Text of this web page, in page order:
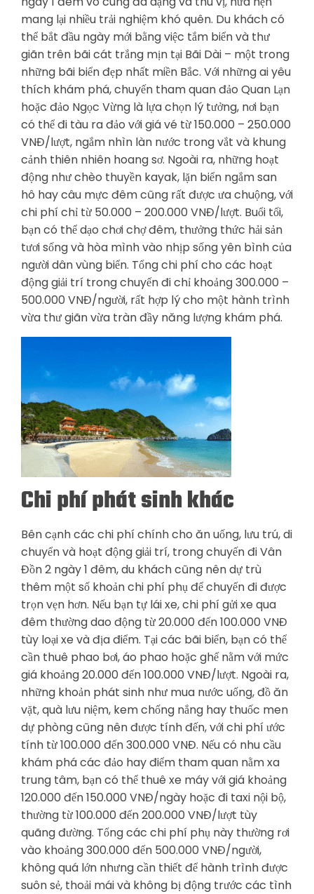
mang lại nhiều trải nghiệm khó quên. Du khách có
thể bắt đầu ngày mới bằng việc tắm biển và thư
giãn trên bãi cát trắng mịn tại Bãi Dài – một trong
những bãi biển đẹp nhất miền Bắc. Với những ai yêu
thích khám phá, chuyến tham quan đảo Quan Lạn
hoặc đảo Ngọc Vừng là lựa chọn lý tưởng, nơi bạn
có thể đi tàu ra đảo với giá vé từ 150.000 – 250.000
VNĐ/lượt, ngắm nhìn làn nước trong vắt và khung
cảnh thiên nhiên hoang sơ. Ngoài ra, những hoạt
động như chèo thuyền kayak, lặn biển ngắm san
hô hay câu mực đêm cũng rất được ưa chuộng, với
chi phí chỉ từ 50.000 – 200.000 VNĐ/lượt. Buổi tối,
bạn có thể dạo chơi chợ đêm, thưởng thức hải sản
tươi sống và hòa mình vào nhịp sống yên bình của
người dân vùng biển. Tổng chi phí cho các hoạt
động giải trí trong chuyến đi chỉ khoảng 300.000 –
500.000 VNĐ/người, rất hợp lý cho một hành trình
vừa thư giãn vừa tràn đầy năng lượng khám phá.
Chi phí phát sinh khác
Bên cạnh các chi phí chính cho ăn uống, lưu trú, di
chuyển và hoạt động giải trí, trong chuyến đi Vân
Đồn 2 ngày 1 đêm, du khách cũng nên dự trù
thêm một số khoản chi phí phụ để chuyến đi được
trọn vẹn hơn. Nếu bạn tự lái xe, chi phí gửi xe qua
đêm thường dao động từ 20.000 đến 100.000 VNĐ
tùy loại xe và địa điểm. Tại các bãi biển, bạn có thể
cần thuê phao bơi, áo phao hoặc ghế nằm với mức
giá khoảng 20.000 đến 100.000 VNĐ/lượt. Ngoài ra,
những khoản phát sinh như mua nước uống, đồ ăn
vặt, quà lưu niệm, kem chống nắng hay thuốc men
dự phòng cũng nên được tính đến, với chi phí ước
tính từ 100.000 đến 300.000 VNĐ. Nếu có nhu cầu
khám phá các đảo hay điểm tham quan nằm xa
trung tâm, bạn có thể thuê xe máy với giá khoảng
120.000 đến 150.000 VNĐ/ngày hoặc đi taxi nội bộ,
thường từ 100.000 đến 200.000 VNĐ/lượt tùy
quãng đường. Tổng các chi phí phụ này thường rơi
vào khoảng 300.000 đến 500.000 VNĐ/người,
không quá lớn nhưng cần thiết để hành trình được
suôn sẻ, thoải mái và không bị động trước các tình